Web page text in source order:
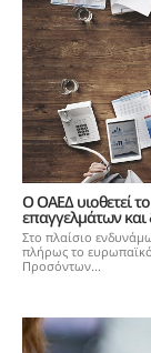
Ο ΟΑΕΔ υιοθετεί
επαγγελμάτων και
Στο πλαίσιο
πλήρως το
Προσόντων...